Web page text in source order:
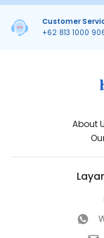
Customer
+62 813 1000
About